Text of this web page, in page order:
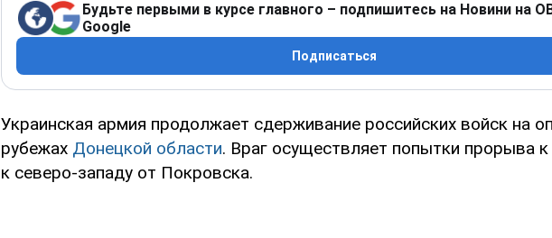
Будьте первыми в курсе главного – подпишитесь на Новини на
Google
Подписаться
Украинская армия продолжает сдерживание российских войск на
рубежах Донецкой области. Враг осуществляет попытки прорыва
к северо-западу от Покровска.